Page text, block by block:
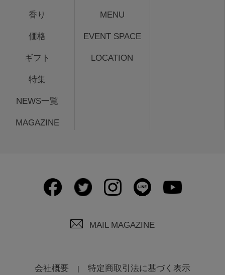
香り
価格
ギフト
特集
NEWS一覧
MAGAZINE
MENU
EVENT SPACE
LOCATION
MAIL MAGAZINE
会社概要 特定商取引法に基づく表示